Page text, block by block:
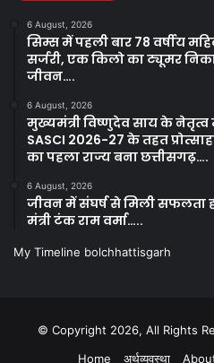
6 August, 2026
सिम्स में पहली बार 78 वर्षीय
सर्जरी, एक किलो का ट्यूमर
जीवन….
6 August, 2026
मुख्यमंत्री विष्णुदेव साय के नेतृत्व
SASCI 2026-27 के तहत
का पहला राज्य बना छत्तीसगढ़….
6 August, 2026
जीवन में संघर्ष से मिली सफलता
मंत्री टंक राम वर्मा…..
My Timeline bolchhattisgarh
© Copyright 2026, All Rights
Home
अर्थव्यवस्था